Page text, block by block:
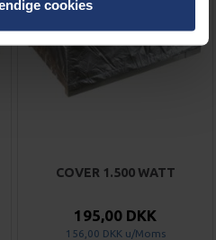
cookies
COVER 1.500 WATT
195,00 DKK
156,00 DKK u/Moms